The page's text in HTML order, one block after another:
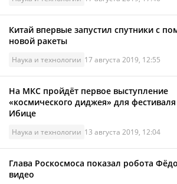
Китай впервые запустил спутники с
новой ракеты
Наука и технологии 17 августа 2019, 12:55
На МКС пройдёт первое выступление
«космического диджея» для
Ибице
Наука и технологии 13 августа 2019, 12:04
Глава Роскосмоса показал робота
видео